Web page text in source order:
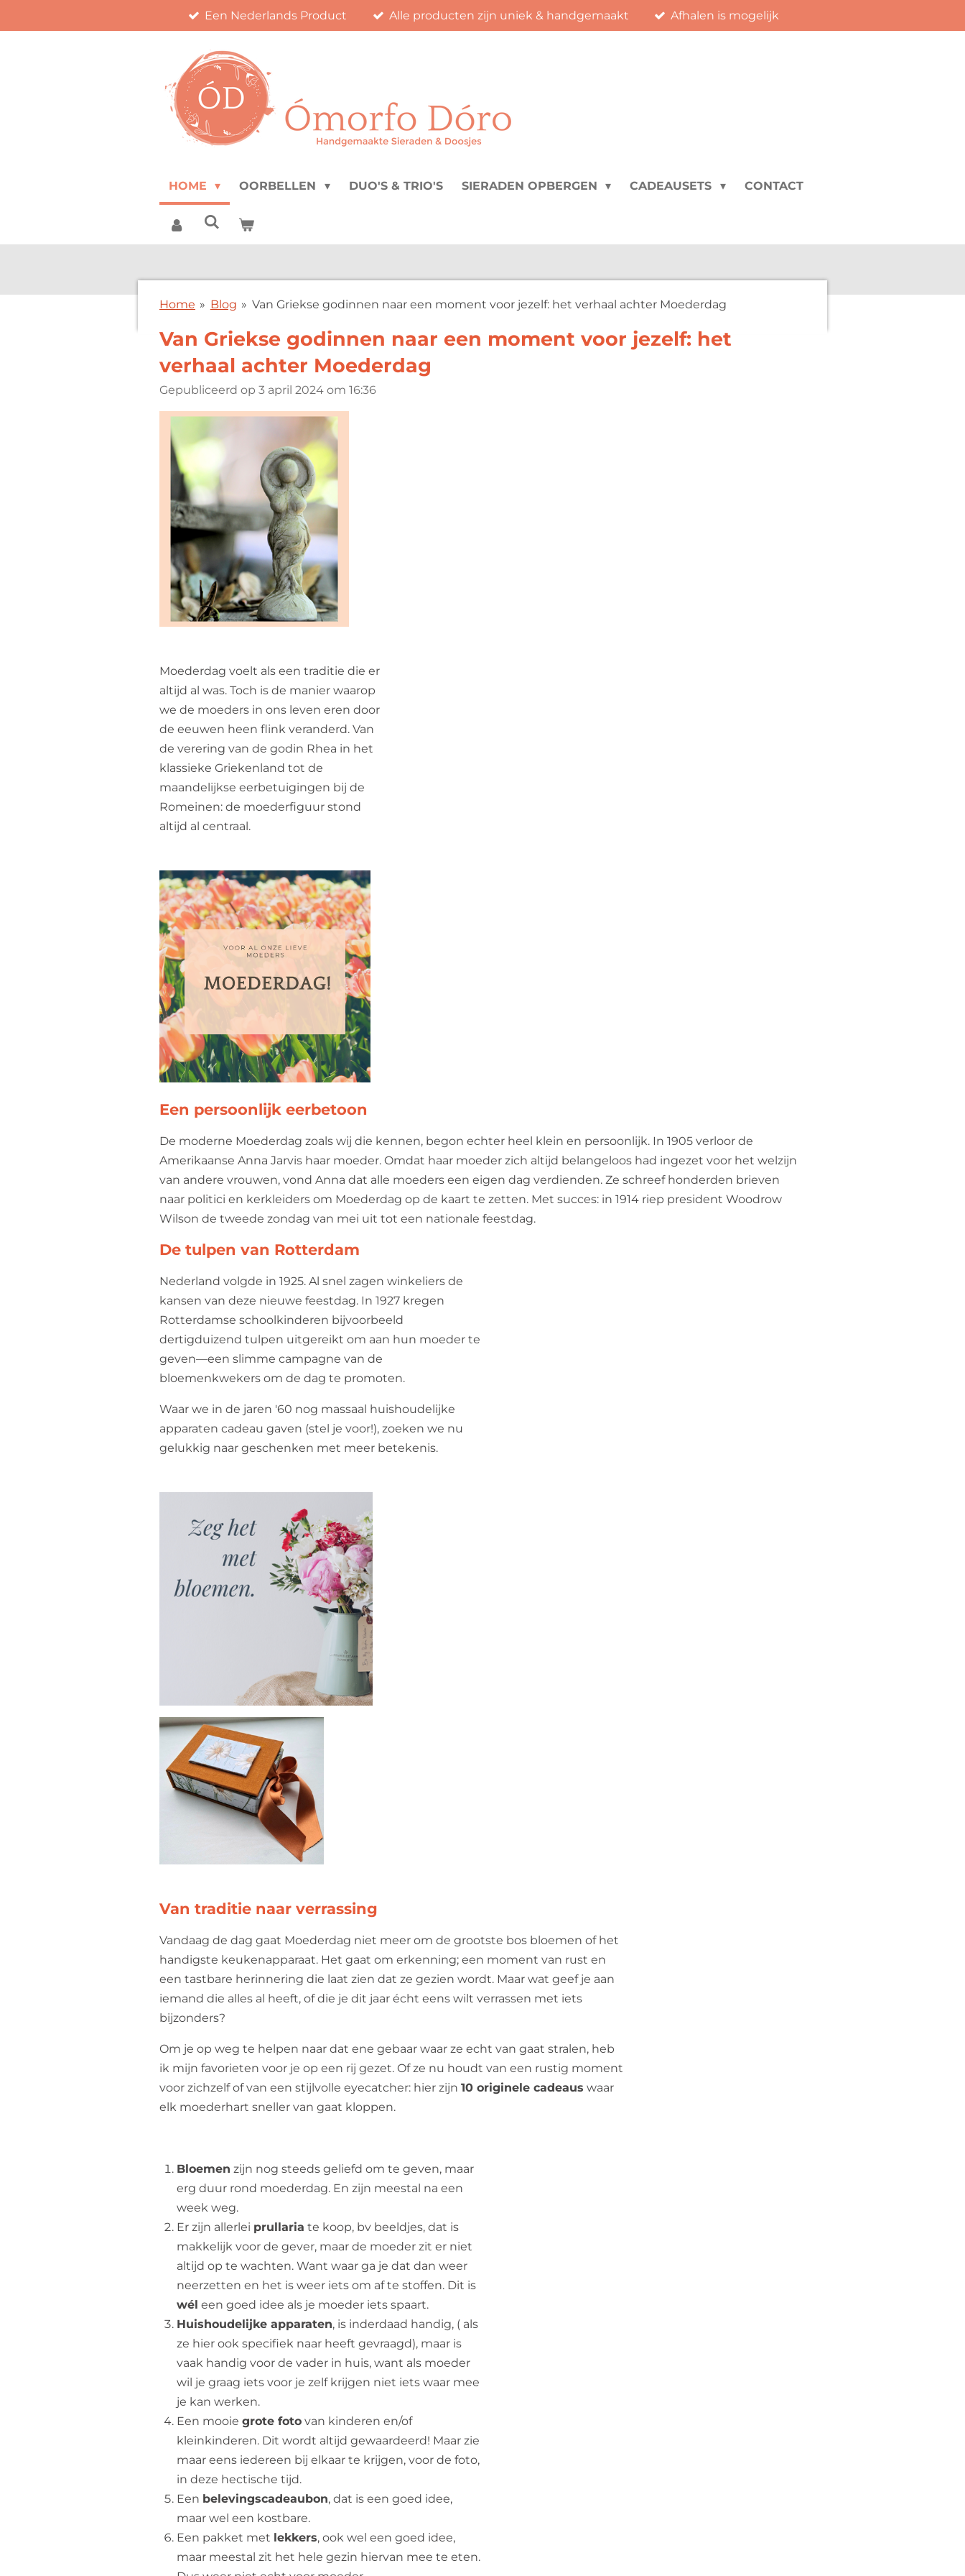
Een Nederlands Product Alle producten zijn uniek & handgemaakt Afhalen is mogelijk
HOME OORBELLEN DUO'S & TRIO'S SIERADEN OPBERGEN CADEAUSETS CONTACT
Home » Blog » Van Griekse godinnen naar een moment voor jezelf: het verhaal achter Moederdag
Van Griekse godinnen naar een moment voor jezelf: het
verhaal achter Moederdag
Gepubliceerd op 3 april 2024 om 16:36
Moederdag voelt als een traditie die er
altijd al was. Toch is de manier waarop
we de moeders in ons leven eren door
de eeuwen heen flink veranderd. Van
de verering van de godin Rhea in het
klassieke Griekenland tot de
maandelijkse eerbetuigingen bij de
Romeinen: de moederfiguur stond
altijd al centraal.
Een persoonlijk eerbetoon
De moderne Moederdag zoals wij die kennen, begon echter heel klein en persoonlijk. In 1905 verloor de
Amerikaanse Anna Jarvis haar moeder. Omdat haar moeder zich altijd belangeloos had ingezet voor het welzijn
van andere vrouwen, vond Anna dat alle moeders een eigen dag verdienden. Ze schreef honderden brieven
naar politici en kerkleiders om Moederdag op de kaart te zetten. Met succes: in 1914 riep president Woodrow
Wilson de tweede zondag van mei uit tot een nationale feestdag.
De tulpen van Rotterdam
Nederland volgde in 1925. Al snel zagen winkeliers de
kansen van deze nieuwe feestdag. In 1927 kregen
Rotterdamse schoolkinderen bijvoorbeeld
dertigduizend tulpen uitgereikt om aan hun moeder te
geven—een slimme campagne van de
bloemenkwekers om de dag te promoten.
Waar we in de jaren '60 nog massaal huishoudelijke
apparaten cadeau gaven (stel je voor!), zoeken we nu
gelukkig naar geschenken met meer betekenis.
Van traditie naar verrassing
Vandaag de dag gaat Moederdag niet meer om de grootste bos bloemen of het
handigste keukenapparaat. Het gaat om erkenning; een moment van rust en
een tastbare herinnering die laat zien dat ze gezien wordt. Maar wat geef je aan
iemand die alles al heeft, of die je dit jaar écht eens wilt verrassen met iets
bijzonders?
Om je op weg te helpen naar dat ene gebaar waar ze echt van gaat stralen, heb
ik mijn favorieten voor je op een rij gezet. Of ze nu houdt van een rustig moment
voor zichzelf of van een stijlvolle eyecatcher: hier zijn 10 originele cadeaus waar
elk moederhart sneller van gaat kloppen.
Bloemen zijn nog steeds geliefd om te geven, maar
erg duur rond moederdag. En zijn meestal na een
week weg.
Er zijn allerlei prullaria te koop, bv beeldjes, dat is
makkelijk voor de gever, maar de moeder zit er niet
altijd op te wachten. Want waar ga je dat dan weer
neerzetten en het is weer iets om af te stoffen. Dit is
wél een goed idee als je moeder iets spaart.
Huishoudelijke apparaten, is inderdaad handig, ( als
ze hier ook specifiek naar heeft gevraagd), maar is
vaak handig voor de vader in huis, want als moeder
wil je graag iets voor je zelf krijgen niet iets waar mee
je kan werken.
Een mooie grote foto van kinderen en/of
kleinkinderen. Dit wordt altijd gewaardeerd! Maar zie
maar eens iedereen bij elkaar te krijgen, voor de foto,
in deze hectische tijd.
Een belevingscadeaubon, dat is een goed idee,
maar wel een kostbare.
Een pakket met lekkers, ook wel een goed idee,
maar meestal zit het hele gezin hiervan mee te eten.